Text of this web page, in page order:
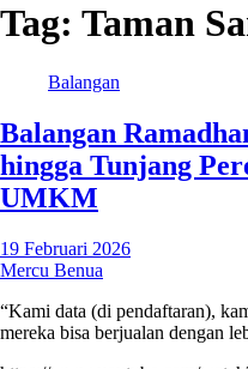
Tag: Taman
Balangan
Balangan
hingga Tunjang
UMKM
19 Februari 2026
Mercu Benua
“Kami data (di pendaftaran),
mereka bisa berjualan dengan